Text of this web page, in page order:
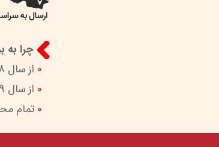
چرا به
0 از سال 1398 با عضویت در ستاد ساماندهی پایگاه‌های اینترنتی وزارات ارشاد در کنار شما هستیم.
0 از سال 1399 با دریافت اینماد (نماد اعتماد الکترونیک) امکان پرداخت امن و آسان را برای شما فراهم کردیم.
0 تمام